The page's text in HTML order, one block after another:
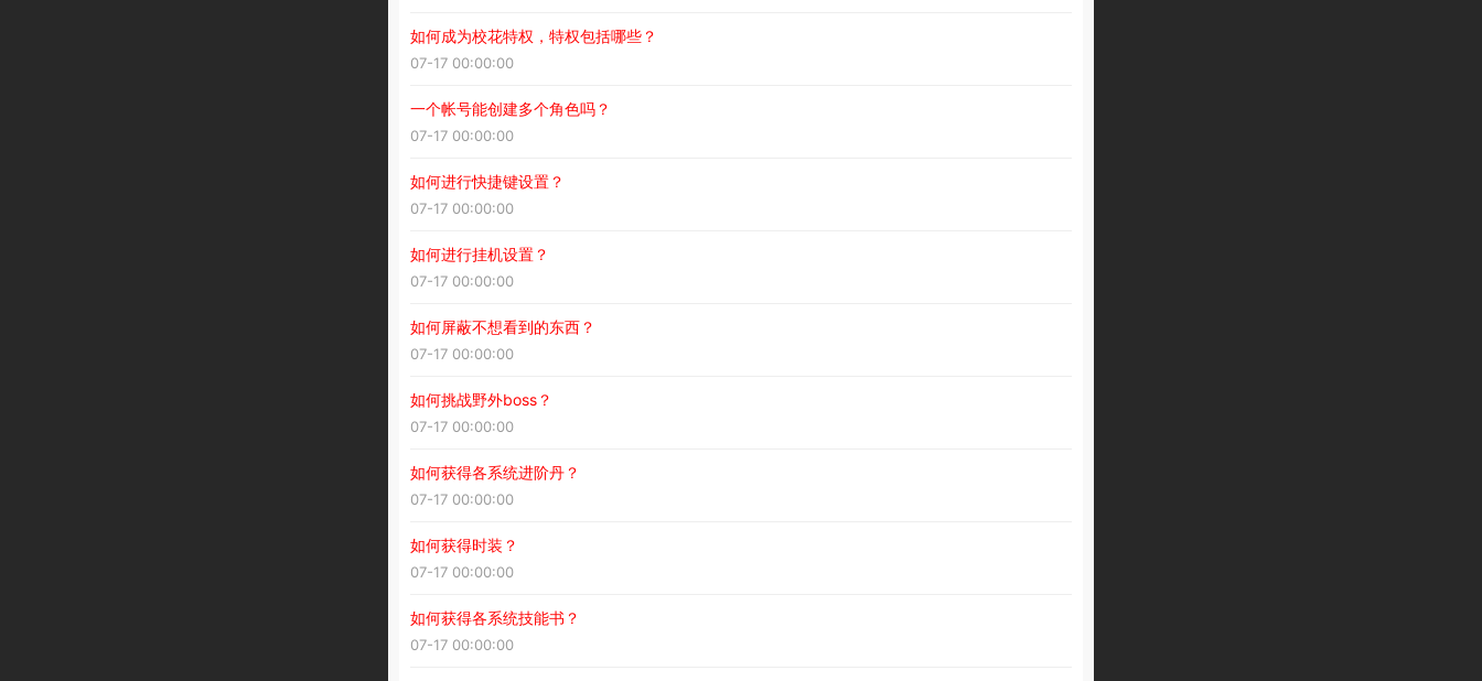
如何成为校花特权，特权包括哪些？
07-17 00:00:00
一个帐号能创建多个角色吗？
07-17 00:00:00
如何进行快捷键设置？
07-17 00:00:00
如何进行挂机设置？
07-17 00:00:00
如何屏蔽不想看到的东西？
07-17 00:00:00
如何挑战野外boss？
07-17 00:00:00
如何获得各系统进阶丹？
07-17 00:00:00
如何获得时装？
07-17 00:00:00
如何获得各系统技能书？
07-17 00:00:00